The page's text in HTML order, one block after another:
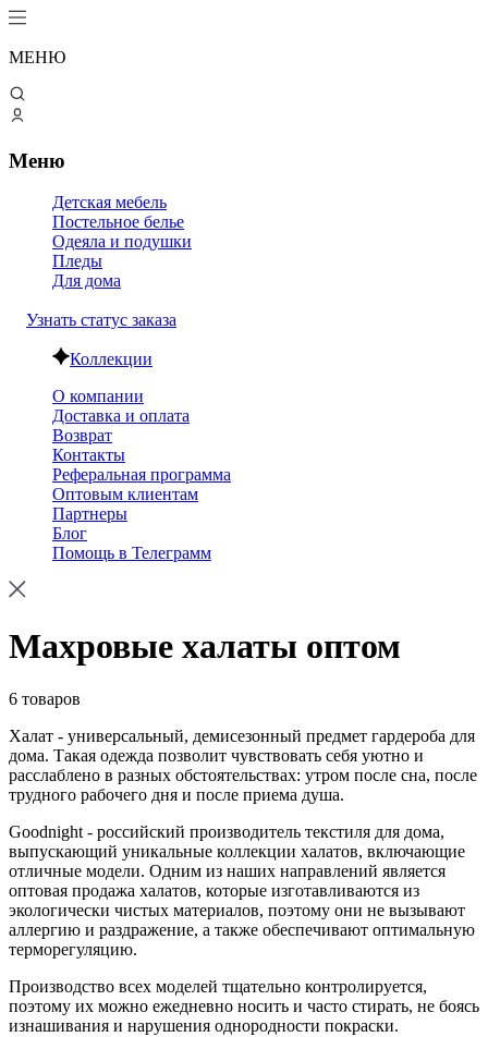
МЕНЮ
Меню
Детская мебель
Постельное белье
Одеяла и подушки
Пледы
Для дома
Узнать статус заказа
Коллекции
О компании
Доставка и оплата
Возврат
Контакты
Реферальная программа
Оптовым клиентам
Партнеры
Блог
Помощь в Телеграмм
Махровые халаты оптом
6 товаров
Халат - универсальный, демисезонный предмет гардероба для
дома. Такая одежда позволит чувствовать себя уютно и
расслаблено в разных обстоятельствах: утром после сна, после
трудного рабочего дня и после приема душа.
Goodnight - российский производитель текстиля для дома,
выпускающий уникальные коллекции халатов, включающие
отличные модели. Одним из наших направлений является
оптовая продажа халатов, которые изготавливаются из
экологически чистых материалов, поэтому они не вызывают
аллергию и раздражение, а также обеспечивают оптимальную
терморегуляцию.
Производство всех моделей тщательно контролируется,
поэтому их можно ежедневно носить и часто стирать, не боясь
изнашивания и нарушения однородности покраски.